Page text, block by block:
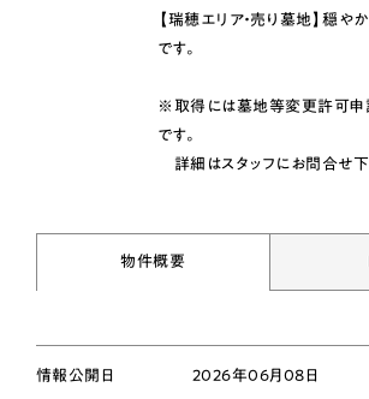
【瑞穂エリア・売り墓地】穏
です。
※取得には墓地等変更許可申
です。
詳細はスタッフにお問合せ下
物件概要
情報公開日 2026年06月08日